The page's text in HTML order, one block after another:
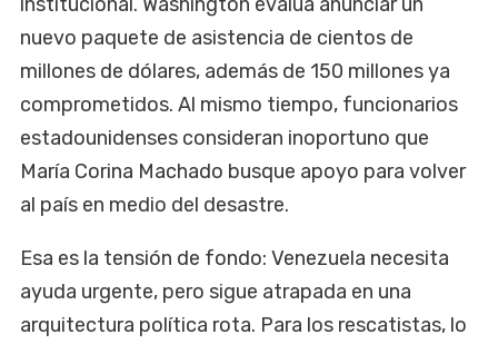
nuevo paquete de asistencia de cientos de
millones de dólares, además de 150 millones ya
comprometidos. Al mismo tiempo, funcionarios
estadounidenses consideran inoportuno que
María Corina Machado busque apoyo para volver
al país en medio del desastre.
Esa es la tensión de fondo: Venezuela necesita
ayuda urgente, pero sigue atrapada en una
arquitectura política rota. Para los rescatistas, lo